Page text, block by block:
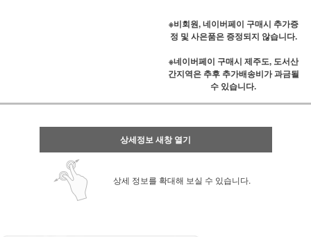
※비회원, 네이버페이 구매시 추가증
정 및 사은품은 증정되지 않습니다.
※네이버페이 구매시 제주도, 도서산
간지역은 추후 추가배송비가 과금될
수 있습니다.
상세정보 새창 열기
상세 정보를 확대해 보실 수 있습니다.